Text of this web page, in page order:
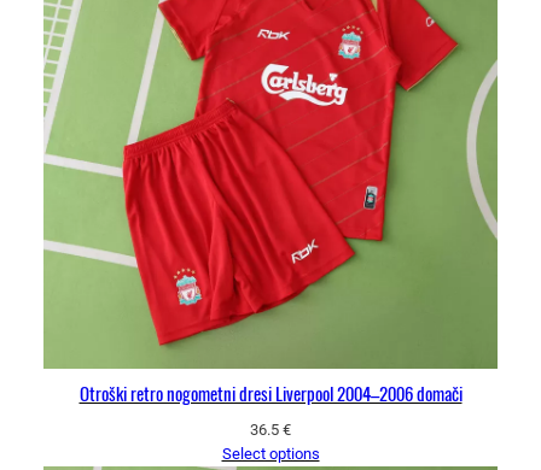
Otroški retro nogometni dresi Liverpool 2004–2006 domači
36.5 €
Select options